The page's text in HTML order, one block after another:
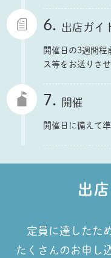
6. 出店ガイ
開催日の3週間
ス等をお送りさ
7. 開催
開催日に備えて
出
定員に達したた
たくさんのお申し